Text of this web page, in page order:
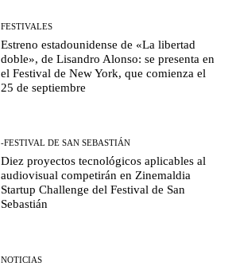
FESTIVALES
Estreno estadounidense de «La libertad
doble», de Lisandro Alonso: se presenta en
el Festival de New York, que comienza el
25 de septiembre
-FESTIVAL DE SAN SEBASTIÁN
Diez proyectos tecnológicos aplicables al
audiovisual competirán en Zinemaldia
Startup Challenge del Festival de San
Sebastián
NOTICIAS